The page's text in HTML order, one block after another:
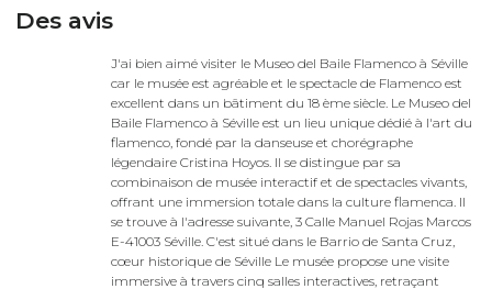
Des avis
J'ai bien aimé visiter le Museo del Baile Flamenco à Séville
car le musée est agréable et le spectacle de Flamenco est
excellent dans un bâtiment du 18 ème siècle. Le Museo del
Baile Flamenco à Séville est un lieu unique dédié à l'art du
flamenco, fondé par la danseuse et chorégraphe
légendaire Cristina Hoyos. Il se distingue par sa
combinaison de musée interactif et de spectacles vivants,
offrant une immersion totale dans la culture flamenca. Il
se trouve à l'adresse suivante, 3 Calle Manuel Rojas Marcos
E-41003 Séville. C'est situé dans le Barrio de Santa Cruz,
cœur historique de Séville Le musée propose une visite
immersive à travers cinq salles interactives, retraçant